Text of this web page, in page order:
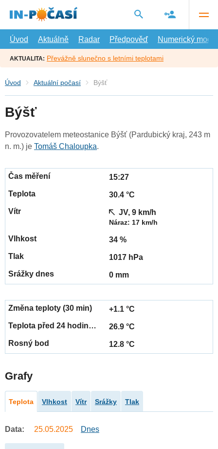
hlavní
Úvod
Aktuálně Radar Předpověď Numerický model
AKTUALITA: Převážně slunečno s letními teplotami
Úvod Aktuální počasí Býšť
Býšť
Provozovatelem meteostanice Býšť (Pardubický kraj, 243 m
n. m.) je Tomáš Chaloupka.
15:27
30.4 °C
JV, 9 km/h
Náraz: 17 km/h
34 %
1017 hPa
0 mm
+1.1 °C
26.9 °C
12.8 °C
Grafy
Teplota Vlhkost Vítr Srážky Tlak
Data: 25.05.2025 Dnes